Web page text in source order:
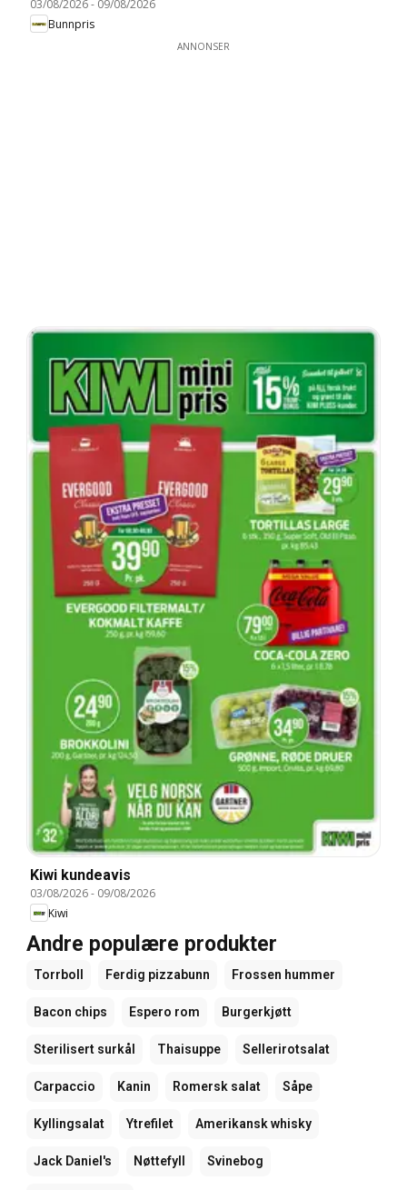
03/08/2026- 09/08/2026
Bunnpris
ANNONSER
Kiwi kundeavis
03/08/2026- 09/08/2026
Kiwi
Andre populære produkter
Torrboll Ferdig pizzabunn Frossen hummer
Bacon chips Espero rom Burgerkjøtt
Sterilisert surkål Thaisuppe Sellerirotsalat
Carpaccio Kanin Romersk salat Såpe
Kyllingsalat Ytrefilet Amerikansk whisky
Jack Daniel's Nøttefyll Svinebog